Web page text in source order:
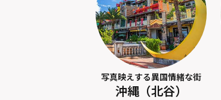
写真映えする異国情緒な街
沖縄（北谷）